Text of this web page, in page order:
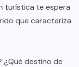
turística te espera
que caracteriza
¿Qué destino de